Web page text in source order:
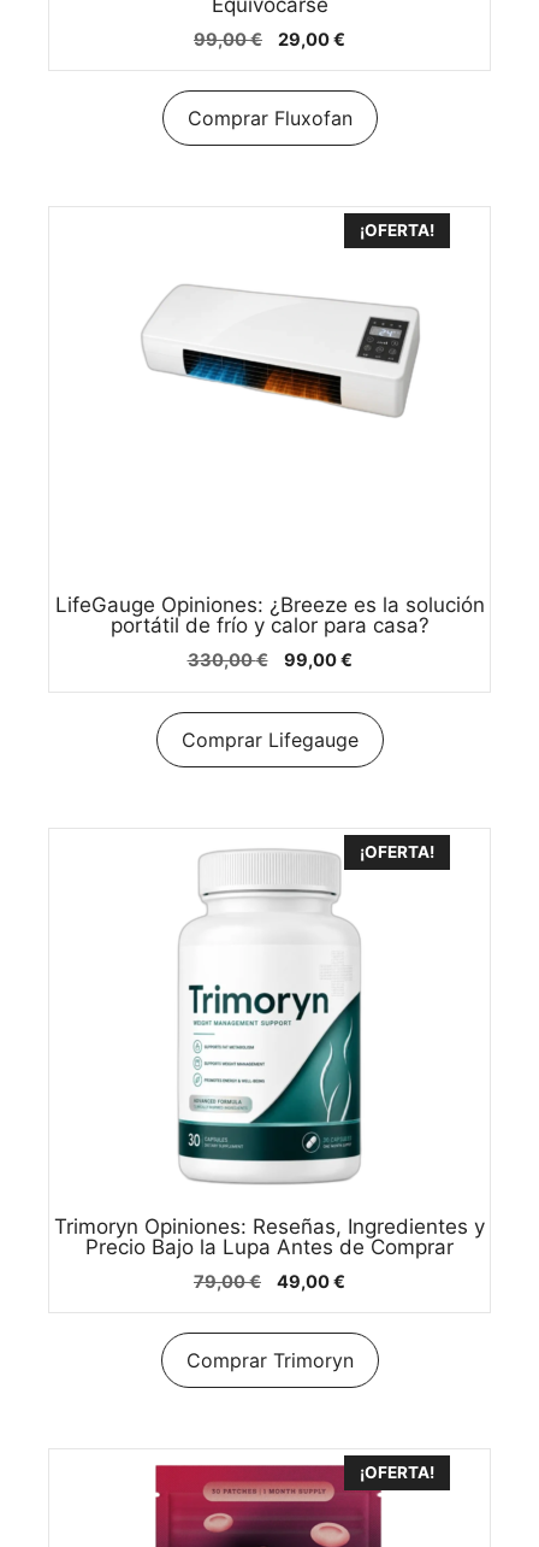
99,00€
El
original
era:
29,00€
actual
es:
29,00 €.
Comprar Fluxofan
¡OFERTA!
LifeGauge Opiniones: ¿Breeze es la solución
portátil de frío y calor para casa?
330,00€
El
original
era:
330,00 €.
99,00€El
actual
es:
99,00 €.
Comprar Lifegauge
¡OFERTA!
Trimoryn Opiniones: Reseñas, Ingredientes y
Precio Bajo la Lupa Antes de Comprar
79,00€
El
original
era:
79,00 €.
49,00€
actual
es:
49,00 €.
Comprar Trimoryn
¡OFERTA!